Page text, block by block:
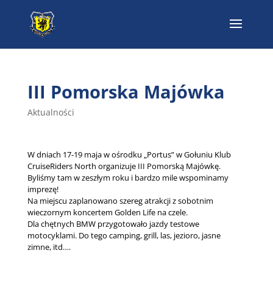
III Pomorska Majówka
Aktualności
W dniach 17-19 maja w ośrodku „Portus” w Gołuniu Klub
CruiseRiders North organizuje III Pomorską Majówkę.
Byliśmy tam w zeszłym roku i bardzo mile wspominamy
imprezę!
Na miejscu zaplanowano szereg atrakcji z sobotnim
wieczornym koncertem Golden Life na czele.
Dla chętnych BMW przygotowało jazdy testowe
motocyklami. Do tego camping, grill, las, jezioro, jasne
zimne, itd….